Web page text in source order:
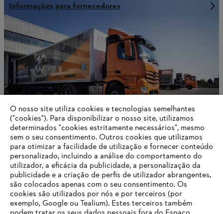
Informações para fornecedores
Contato
Informações para fornecedores
Produtos
O nosso site utiliza cookies e tecnologias semelhantes
("cookies"). Para disponibilizar o nosso site, utilizamos
determinados "cookies estritamente necessários", mesmo
sem o seu consentimento. Outros cookies que utilizamos
para otimizar a facilidade de utilização e fornecer conteúdo
personalizado, incluindo a análise do comportamento do
utilizador, a eficácia da publicidade, a personalização da
publicidade e a criação de perfis de utilizador abrangentes,
são colocados apenas com o seu consentimento. Os
cookies são utilizados por nós e por terceiros (por
exemplo, Google ou Tealium). Estes terceiros também